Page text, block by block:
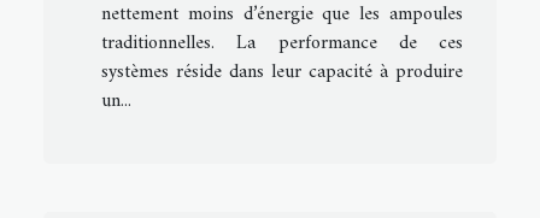
nettement moins d’énergie que les ampoules
traditionnelles. La performance de ces
systèmes réside dans leur capacité à produire
un...